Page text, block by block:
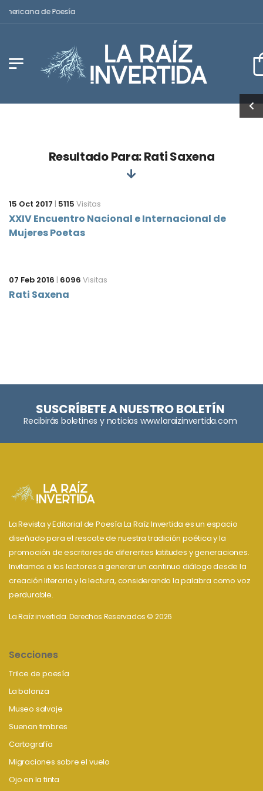
de Poesía
Resultado Para: Rati Saxena
15 Oct 2017 | 5115 Visitas
XXIV Encuentro Nacional e Internacional de
Mujeres Poetas
07 Feb 2016 | 6096 Visitas
Rati Saxena
SUSCRÍBETE A NUESTRO BOLETÍN
Recibirás boletines y noticias www.laraizinvertida.com
La Revista y Editorial de Poesía La Raíz Invertida es un espacio
diseñado para el rescate de nuestra tradición poética y la
promoción de escritores de diferentes latitudes y generaciones.
Invitamos a los lectores a generar un continuo diálogo desde la
creación literaria y la lectura, considerando la palabra como voz
perdurable.
La Raíz invertida. Derechos Reservados © 2026
Secciones
Trilce de poesía
La balanza
Museo salvaje
Suenan timbres
Cartografía
Migraciones sobre el vuelo
Ojo en la tinta